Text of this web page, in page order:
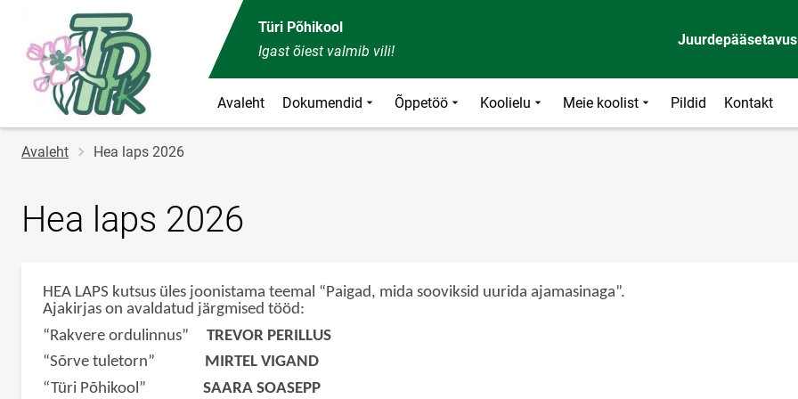
Türi Põhikool
Igast õiest valmib vili!
Juurdepääsetavus
Avaleht Dokumendid Õppetöö Koolielu Meie koolist Pildid Kontakt
Jälglink
Avaleht Hea laps 2026
Hea laps 2026
HEA LAPS kutsus üles joonistama teemal “Paigad, mida sooviksid uurida ajamasinaga”.
Ajakirjas on avaldatud järgmised tööd:
“Rakvere ordulinnus” TREVOR PERILLUS
“Sõrve tuletorn”
MIRTEL VIGAND
“Türi Põhikool”
SAARA SOASEPP